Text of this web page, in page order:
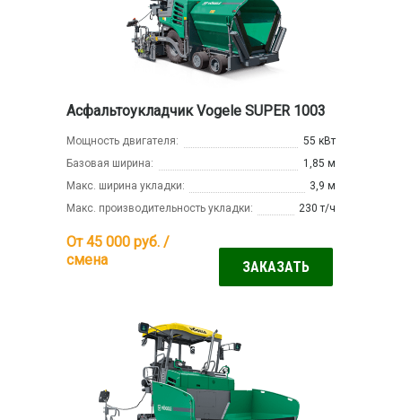
Асфальтоукладчик Vogele SUPER 1003
Мощность двигателя:
55 кВт
Базовая ширина:
1,85 м
Макс. ширина укладки:
3,9 м
Макс. производительность укладки:
230 т/ч
От 45 000 руб. /
смена
ЗАКАЗАТЬ